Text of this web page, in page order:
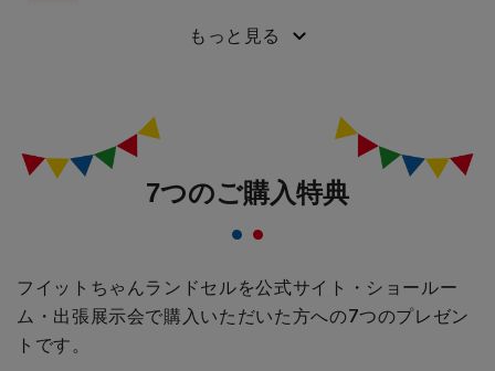
もっと見る
7つのご購入特典
フイットちゃんランドセルを公式サイト・ショールー
ム・出張展示会で購入いただいた方への7つのプレゼン
トです。